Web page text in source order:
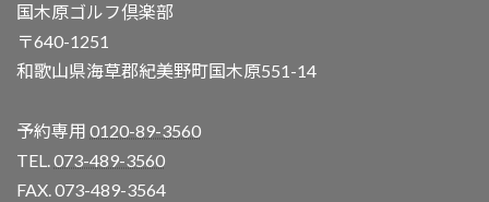
国木原ゴルフ倶楽部
〒640-1251
和歌山県海草郡紀美野町国木原551-14
予約専用 0120-89-3560
TEL.073-489-3560
FAX. 073-489-3564